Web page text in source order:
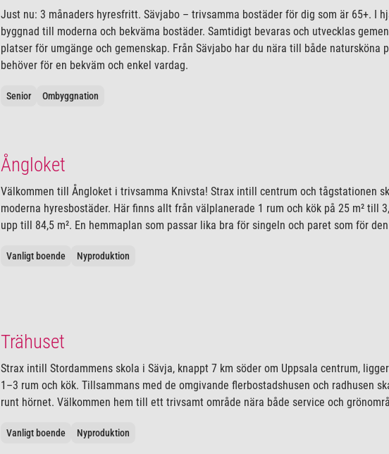
Just nu: 3 månaders hyresfritt. Sävjabo – trivsamma bostäder för dig som är 65+. I
byggnad till moderna och bekväma bostäder. Samtidigt bevaras och utvecklas
platser för umgänge och gemenskap. Från Sävjabo har du nära till både natursköna
behöver för en bekväm och enkel vardag.
Senior Ombyggnation
Ångloket
Välkommen till Ångloket i trivsamma Knivsta! Strax intill centrum och tågstationen
moderna hyresbostäder. Här finns allt från välplanerade 1 rum och kök på 25 m² till
upp till 84,5 m². En hemmaplan som passar lika bra för singeln och paret som för
Vanligt boende Nyproduktion
Trähuset
Strax intill Stordammens skola i Sävja, knappt 7 km söder om Uppsala centrum,
1–3 rum och kök. Tillsammans med de omgivande flerbostadshusen och radhusen
runt hörnet. Välkommen hem till ett trivsamt område nära både service och
Vanligt boende Nyproduktion